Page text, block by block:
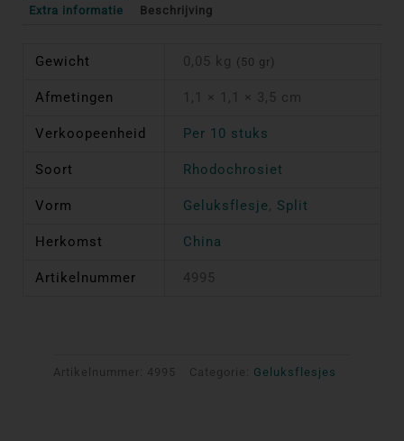
Extra informatie Beschrijving
Gewicht 0,05 kg (50 gr)
Afmetingen 1,1 × 1,1 × 3,5 cm
Verkoopeenheid Per 10 stuks
Soort Rhodochrosiet
Vorm Geluksflesje, Split
Herkomst China
Artikelnummer 4995
Artikelnummer: 4995 Categorie: Geluksflesjes